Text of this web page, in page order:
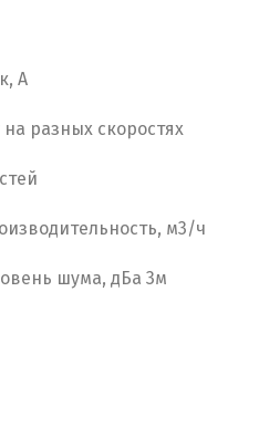
А
разных скоростях
м3/ч
шума, дБа 3м